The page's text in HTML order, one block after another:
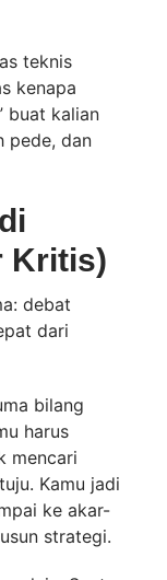
teknis
kenapa
buat kalian
pede, dan
Kritis)
debat
dari
bilang
harus
mencari
Kamu jadi
ke akar-
strategi.